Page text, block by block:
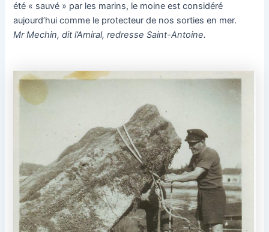
été « sauvé » par les marins, le moine est considéré
aujourd’hui comme le protecteur de nos sorties en mer.
Mr Mechin, dit l’Amiral, redresse Saint-Antoine.